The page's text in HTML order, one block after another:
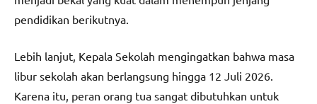
pendidikan berikutnya.
Lebih lanjut, Kepala Sekolah mengingatkan bahwa masa
libur sekolah akan berlangsung hingga 12 Juli 2026.
Karena itu, peran orang tua sangat dibutuhkan untuk